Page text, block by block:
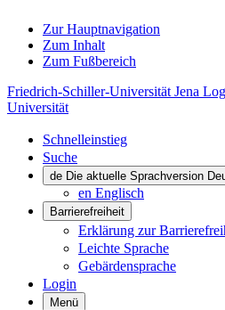
Zur Hauptnavigation
Zum Inhalt
Zum Fußbereich
Friedrich-Schiller-Universität Jena
Universität
Schnelleinstieg
Suche
de Die aktuelle Sprachversion
en Englisch
Barrierefreiheit
Erklärung zur
Leichte Sprache
Gebärdensprache
Login
Menü